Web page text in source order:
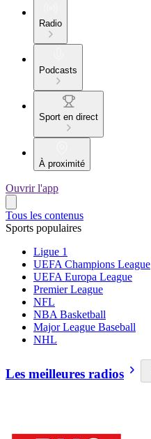
Radio
Podcasts
Sport en direct
À proximité
Ouvrir l'app
Tous les contenus
Sports populaires
Ligue 1
UEFA Champions League
UEFA Europa League
Premier League
NFL
NBA Basketball
Major League Baseball
NHL
Les meilleures radios